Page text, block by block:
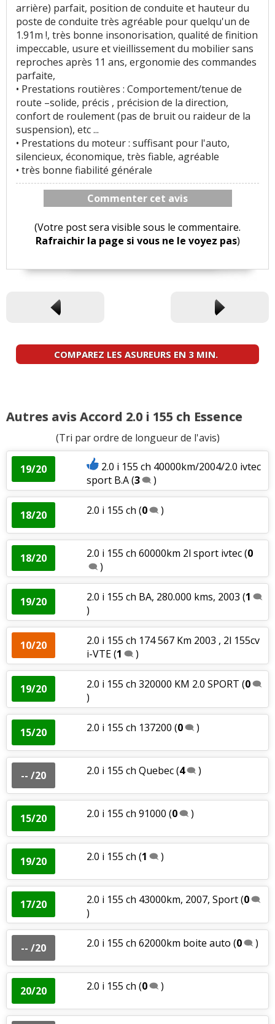
arrière) parfait, position de conduite et hauteur du
poste de conduite très agréable pour quelqu'un de
1.91m !, très bonne insonorisation, qualité de finition
impeccable, usure et vieillissement du mobilier sans
reproches après 11 ans, ergonomie des commandes
parfaite,
• Prestations routières : Comportement/tenue de
route –solide, précis , précision de la direction,
confort de roulement (pas de bruit ou raideur de la
suspension), etc ...
• Prestations du moteur : suffisant pour l'auto,
silencieux, économique, très fiable, agréable
• très bonne fiabilité générale
Commenter cet avis
(Votre post sera visible sous le commentaire.
Rafraichir la page si vous ne le voyez pas)
COMPAREZ LES ASUREURS EN 3 MIN.
Autres avis Accord 2.0 i 155 ch Essence
(Tri par ordre de longueur de l'avis)
19/20
2.0 i 155 ch 40000km/2004/2.0 ivtec
sport B.A(3 )
18/20 2.0 i 155 ch (0 )
18/20 2.0 i 155 ch 60000km 2l sport ivtec(0
)
19/20 2.0 i 155 ch BA, 280.000 kms, 2003 (1
)
10/20
2.0 i 155 ch 174 567 Km 2003 , 2l 155cv
i-VTE(1 )
19/20 2.0 i 155 ch 320000 KM 2.0 SPORT (0
)
15/20 2.0 i 155 ch 137200 (0 )
-- /20 2.0 i 155 ch Quebec(4 )
15/20 2.0 i 155 ch 91000 (0 )
19/20 2.0 i 155 ch (1 )
17/20 2.0 i 155 ch 43000km, 2007, Sport(0
)
-- /20 2.0 i 155 ch 62000km boite auto (0 )
20/20 2.0 i 155 ch (0 )